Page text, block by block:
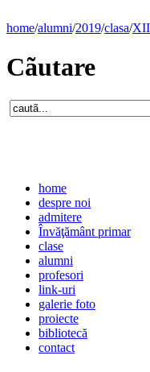
home/alumni/2019/clasa/
Cãutare
home
despre noi
admitere
Învăţământ primar
clase
alumni
profesori
link-uri
galerie foto
proiecte
bibliotecă
contact